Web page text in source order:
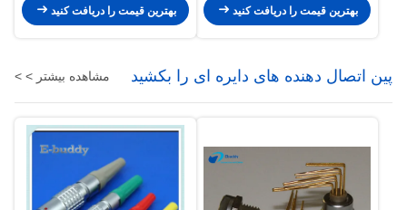
بهترین قیمت را دریافت کنید
بهترین قیمت را دریافت کنید
پین اتصال دهنده های دایره ای را بکشید مشاهده بیشتر > >